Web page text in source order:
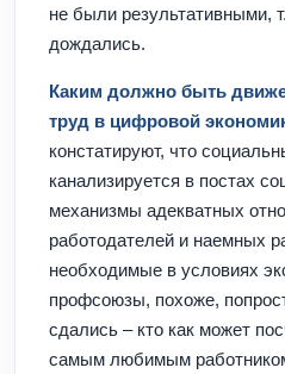
не были результативными,
дождались.
Каким должно быть
труд в цифровой
констатируют, что
канализируется в постах
механизмы адекватных
работодателей и наемных
необходимые в условиях
профсоюзы, похоже,
сдались – кто как может
самым любимым